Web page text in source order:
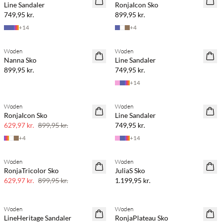
Line Sandaler
749,95 kr.
+14
RonjaIcon Sko
899,95 kr.
+4
Woden
Nanna Sko
899,95 kr.
Woden
Line Sandaler
749,95 kr.
+14
SAVE20
30% rabat
Woden
RonjaIcon Sko
629,97 kr. 899,95 kr.
+4
Woden
Line Sandaler
749,95 kr.
+14
SAVE20
30% rabat
Woden
RonjaTricolor Sko
629,97 kr. 899,95 kr.
Woden
JuliaS Sko
1.199,95 kr.
Woden
LineHeritage Sandaler
Woden
RonjaPlateau Sko